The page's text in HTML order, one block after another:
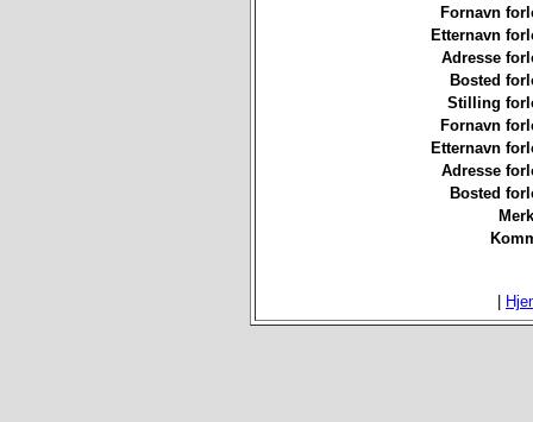
Fornavn
Etternavn
Adresse
Bosted
Stilling
Fornavn
Etternavn
Adresse
Bosted